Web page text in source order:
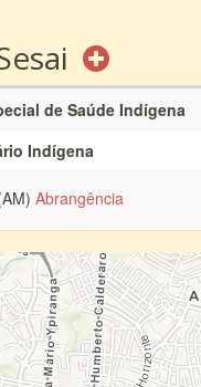
de Saúde Indígena
Indígena
Abrangência